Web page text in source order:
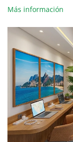
Más información